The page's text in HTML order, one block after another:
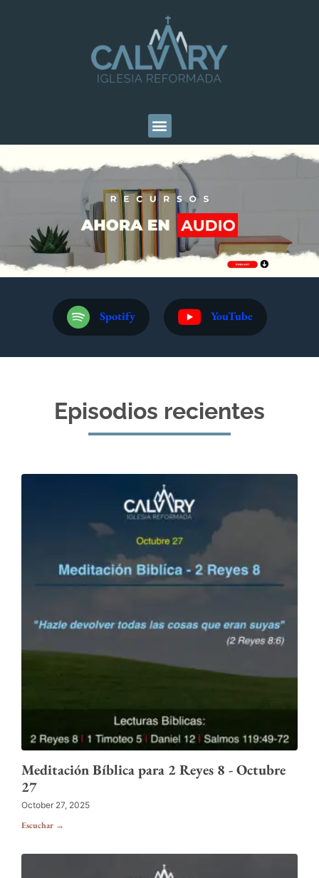
Spotify YouTube
Episodios recientes
Meditación Bíblica para 2 Reyes 8 - Octubre
27
October 27, 2025
Escuchar →